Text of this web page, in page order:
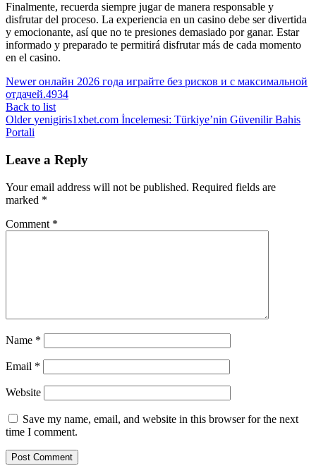
Finalmente, recuerda siempre jugar de manera responsable y
disfrutar del proceso. La experiencia en un casino debe ser divertida
y emocionante, así que no te presiones demasiado por ganar. Estar
informado y preparado te permitirá disfrutar más de cada momento
en el casino.
Newer онлайн 2026 года играйте без рисков и с максимальной
отдачей.4934
Back to list
Older yenigiris1xbet.com İncelemesi: Türkiye’nin Güvenilir Bahis
Portali
Leave a Reply
Your email address will not be published. Required fields are
marked *
Comment *
Name *
Email *
Website
Save my name, email, and website in this browser for the next
time I comment.